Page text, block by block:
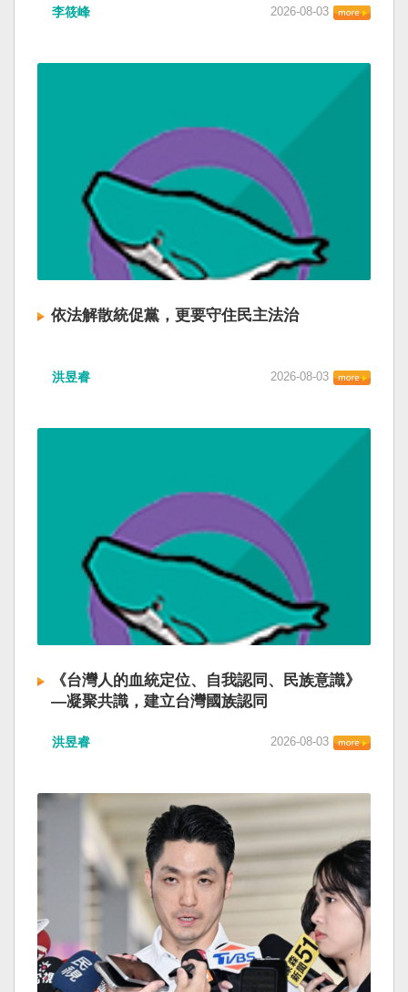
李筱峰 2026-08-03
依法解散統促黨，更要守住民主法治
洪昱睿 2026-08-03
《台灣人的血統定位、自我認同、民族意識》
—凝聚共識，建立台灣國族認同
洪昱睿 2026-08-03